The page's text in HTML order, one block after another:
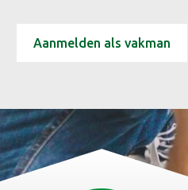
Aanmelden als vakman